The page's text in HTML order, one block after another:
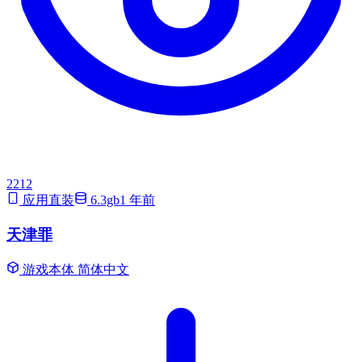
2212
应用直装
6.3gb1 年前
天津罪
游戏本体 简体中文